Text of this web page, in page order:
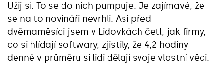
Užij si. To se do nich pumpuje. Je zajímavé, že
se na to novináři nevrhli. Asi před
dvěmaměsíci jsem v Lidovkách četl, jak firmy,
co si hlídají softwary, zjistily, že 4,2 hodiny
denně v průměru si lidi dělají svoje vlastní věci.